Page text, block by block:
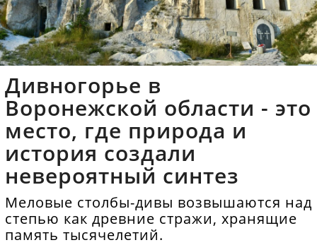
Дивногорье в
Воронежской области - это
место, где природа и
история создали
невероятный синтез
Меловые столбы-дивы возвышаются над
степью как древние стражи, хранящие
память тысячелетий.